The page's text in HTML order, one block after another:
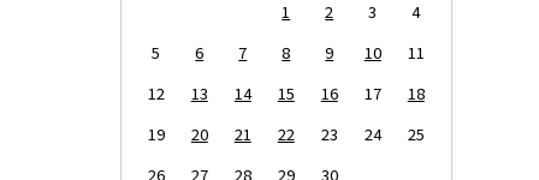
1 2 3
4
5
6 7 8 9 10
11
12
13 14 15 16 17
18
19
20 21 22 23 24
25
26
27 28 29 30